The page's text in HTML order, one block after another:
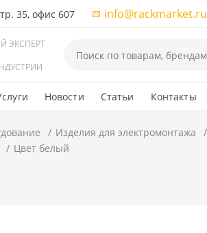
35, офис 607 info@rackmarket.ru
ЭКСПЕРТ
Новости Статьи Контакты
Изделия для электромонтажа
Цвет белый